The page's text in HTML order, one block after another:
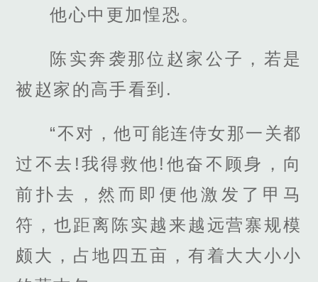
他心中更加惶恐。
陈实奔袭那位赵家公子，若是
被赵家的高手看到.
“不对，他可能连侍女那一关都
过不去!我得救他!他奋不顾身，向
前扑去，然而即便他激发了甲马
符，也距离陈实越来越远营寨规模
颇大，占地四五亩，有着大大小小